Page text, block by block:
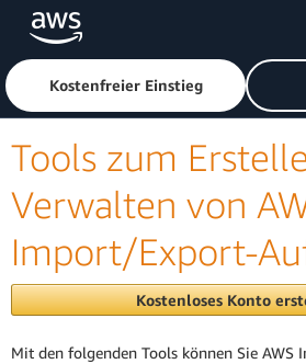
Überspringen zum Hauptinhalt
Klicken Sie hier, um zur
Kostenfreier Einstieg
Tools zum
Verwalten von
Import/Export-
Kostenloses Konto
Mit den folgenden Tools können Sie